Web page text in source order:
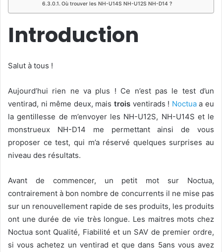
Où trouver les NH-U14S NH-U12S NH-D14 ?
Introduction
Salut à tous !
Aujourd’hui rien ne va plus ! Ce n’est pas le test d’un
ventirad, ni même deux, mais trois ventirads ! Noctuaa eu
la gentillesse de m’envoyer les NH-U12S, NH-U14S et le
monstrueux NH-D14 me permettant ainsi de vous
proposer ce test, qui m’a réservé quelques surprises au
niveau des résultats.
Avant de commencer, un petit mot sur Noctua,
contrairement à bon nombre de concurrents il ne mise pas
sur un renouvellement rapide de ses produits, les produits
ont une durée de vie très longue. Les maitres mots chez
Noctua sont Qualité, Fiabilité et un SAV de premier ordre,
si vous achetez un ventirad et que dans 5ans vous avez